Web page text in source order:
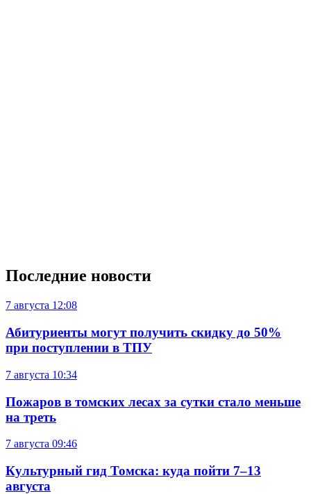
Последние новости
7 августа 12:08
Абитуриенты могут получить скидку до 50%
при поступлении в ТПУ
7 августа 10:34
Пожаров в томских лесах за сутки стало меньше
на треть
7 августа 09:46
Культурный гид Томска: куда пойти 7–13
августа